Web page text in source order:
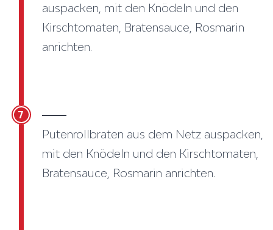
auspacken, mit den Knödeln und den
Kirschtomaten, Bratensauce, Rosmarin
anrichten.
7
Putenrollbraten aus dem Netz auspacken,
mit den Knödeln und den Kirschtomaten,
Bratensauce, Rosmarin anrichten.